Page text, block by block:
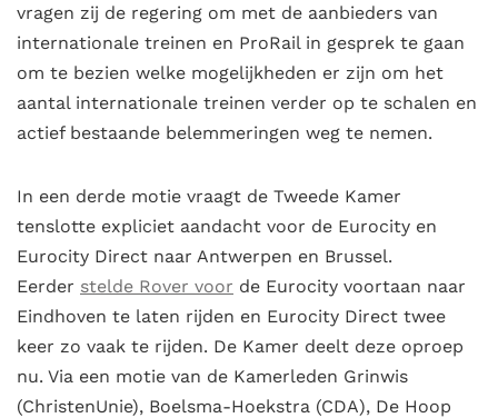
vragen zij de regering om met de aanbieders van
internationale treinen en ProRail in gesprek te gaan
om te bezien welke mogelijkheden er zijn om het
aantal internationale treinen verder op te schalen en
actief bestaande belemmeringen weg te nemen.
In een derde motie vraagt de Tweede Kamer
tenslotte expliciet aandacht voor de Eurocity en
Eurocity Direct naar Antwerpen en Brussel.
Eerder stelde Rover voor de Eurocity voortaan naar
Eindhoven te laten rijden en Eurocity Direct twee
keer zo vaak te rijden. De Kamer deelt deze oproep
nu. Via een motie van de Kamerleden Grinwis
(ChristenUnie), Boelsma-Hoekstra (CDA), De Hoop